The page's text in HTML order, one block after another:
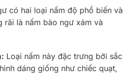
có hai loại nấm độ phổ biến và
rãi là nấm bào ngư xám và
Loại nấm này đặc trưng bởi sắc
dáng giống như chiếc quạt,